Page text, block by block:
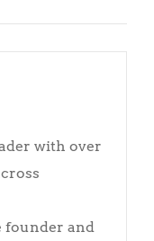
with over
founder and